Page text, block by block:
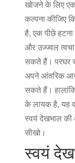
खोजने के लिए
कल्पना कीजिए
है, एक पीछे
और उज्ज्वल
सकते हैं। परघर
अपने आंतरिक
सकते हैं।
के लायक है, यह
स्वयं देखभाल की
सीखो।
स्वयं